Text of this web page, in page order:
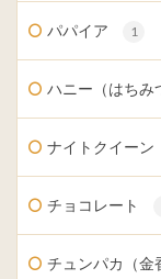
パパイア 1
ハニー（はちみ
ナイトクイーン
チョコレート
チュンパカ（金